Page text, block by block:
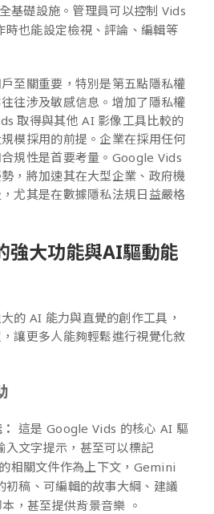
基礎設施。管理員可以控制 Vids
時也能設定檢視、評論、編輯等
至關重要，特別是第五點隱私權
往涉及敏感信息。增加了隱私權
取得與其他 AI 影像工具比較的
模採用的前提。企業在採用任何
規性是首要考量。Google Vids
，將加速其在大型企業、政府機
尤其是在數據隱私法規日益嚴格
強大功能與AI驅動能
的 AI 能力與直覺的創作工具，
讓更多人能夠輕鬆進行視覺化敘
這是 Google Vids 的核心 AI 驅
入文字提示，甚至可以標記
相關文件作為上下文，Gemini
初稿、可編輯的故事大綱、建議
，甚至提供背景音樂 。